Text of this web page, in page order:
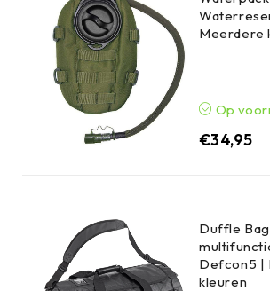
Meerdere
Op
€34,95
Duffle
Defcon5 |
kleuren